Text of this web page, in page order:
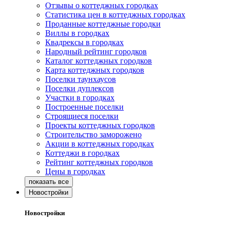
Отзывы о коттеджных городках
Статистика цен в коттеджных городках
Проданные коттеджные городки
Виллы в городках
Квадрексы в городках
Народный рейтинг городков
Каталог коттеджных городков
Карта коттеджных городков
Поселки таунхаусов
Поселки дуплексов
Участки в городках
Построенные поселки
Строящиеся поселки
Проекты коттеджных городков
Строительство заморожено
Акции в коттеджных городках
Коттеджи в городках
Рейтинг коттеджных городков
Цены в городках
Новостройки
Новостройки